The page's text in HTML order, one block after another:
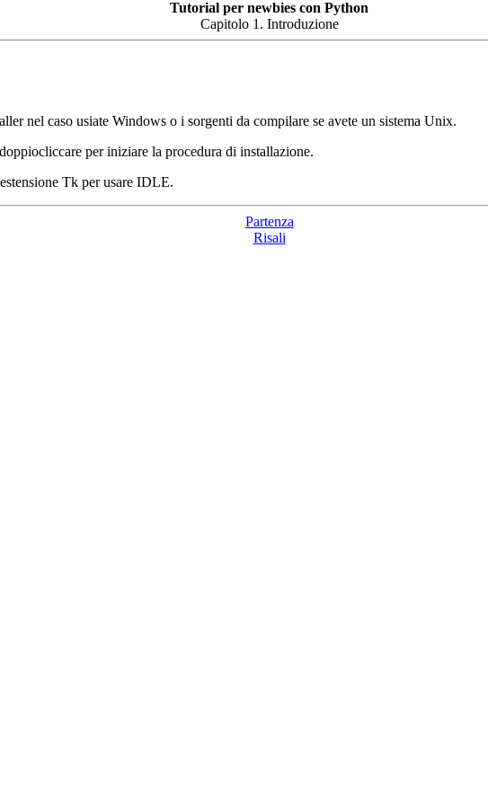
Tutorial per newbies con Python
Capitolo 1. Introduzione
nel caso usiate Windows o i sorgenti da compilare se avete un sistema Unix.
per iniziare la procedura di installazione.
Tk per usare IDLE.
Partenza
Risali